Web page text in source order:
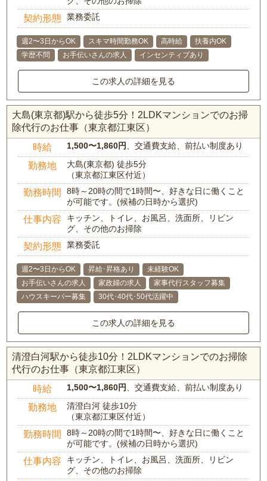
契約形態 業務委託
週2〜3日からOK スキマ時間勤務OK 高時給
扶養内OK
学歴不問
お手伝いさんの求人 インセンティブあり
この求人の詳細を見る
大島(東京都)駅から徒歩5分！2LDKマンションでのお掃
除代行のお仕事（東京都江東区）
時給 1,500〜1,860円 、交通費支給、前払い制度あり
勤務地
大島(東京都) 徒歩5分
（東京都江東区付近）
勤務時間
8時～20時の間で1時間〜、好きな日に働くこと
が可能です。(候補の日時から選択)
仕事内容
キッチン、トイレ、お風呂、洗面所、リビン
グ、その他のお掃除
契約形態 業務委託
週2〜3日からOK 昇給･昇格あり
未経験OK
お手伝いさんの求人
家政婦の求人
家事代行スタッフ募集
ハウスキーパー募集
30代･40代･50代活躍中
この求人の詳細を見る
清澄白河駅から徒歩10分！2LDKマンションでのお掃除
代行のお仕事（東京都江東区）
時給 1,500〜1,860円 、交通費支給、前払い制度あり
勤務地
清澄白河 徒歩10分
（東京都江東区付近）
勤務時間
8時～20時の間で1時間〜、好きな日に働くこと
が可能です。(候補の日時から選択)
仕事内容
キッチン、トイレ、お風呂、洗面所、リビン
グ、その他のお掃除